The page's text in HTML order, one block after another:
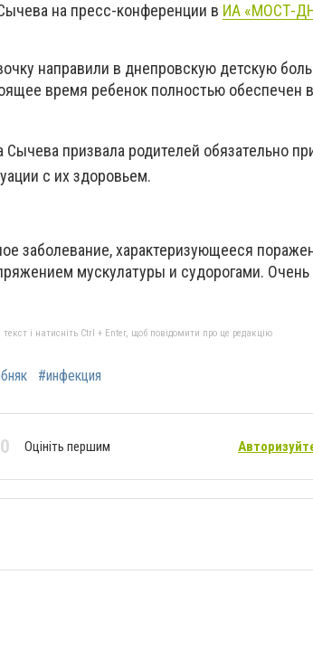
на пресс-конференции в ИА «МОСТ-
направили ​​в днепровскую детскую
время ребенок полностью обеспечен
призвала родителей обязательно
с их здоровьем.
заболевание, характеризующееся
мускулатуры и судорогами. Очень
і натисніть Ctrl + Enter, щоб повідомити про це редакцію
#инфекция
Оцініть першим